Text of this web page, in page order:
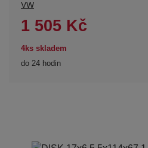
VW
1 505 Kč
4ks skladem
do 24 hodin